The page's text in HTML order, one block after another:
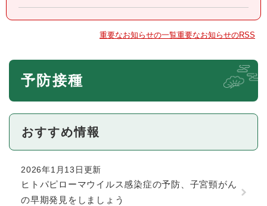
重要なお知らせの一覧重要なお知らせのRSS
本
予防接種
おすすめ情報
2026年1月13日更新
ヒトパピローマウイルス感染症の予防、子宮頸がん
の早期発見をしましょう